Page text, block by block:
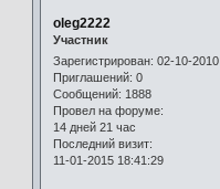
oleg2222
Участник
Зарегистрирован: 02-10-2010
Приглашений: 0
Сообщений: 1888
Провел на форуме:
14 дней 21 час
Последний визит:
11-01-2015 18:41:29